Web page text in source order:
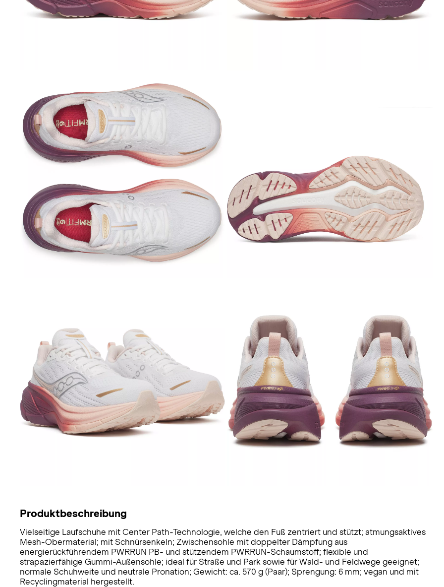
Produktbeschreibung
Vielseitige Laufschuhe mit Center Path-Technologie, welche den Fuß zentriert und stützt; atmungsaktives
Mesh-Obermaterial; mit Schnürsenkeln; Zwischensohle mit doppelter Dämpfung aus
energierückführendem PWRRUN PB- und stützendem PWRRUN-Schaumstoff; flexible und
strapazierfähige Gummi-Außensohle; ideal für Straße und Park sowie für Wald- und Feldwege geeignet;
normale Schuhweite und neutrale Pronation; Gewicht: ca. 570 g (Paar); Sprengung: 6 mm; vegan und mit
Recyclingmaterial hergestellt.